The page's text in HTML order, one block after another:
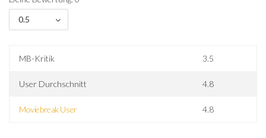
0.5
MB-Kritik 3.5
User Durchschnitt 4.8
Moviebreak User 4.8